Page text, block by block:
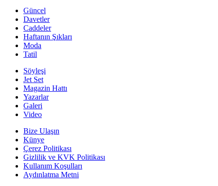
Güncel
Davetler
Caddeler
Haftanın Şıkları
Moda
Tatil
Söyleşi
Jet Set
Magazin Hattı
Yazarlar
Galeri
Video
Bize Ulaşın
Künye
Çerez Politikası
Gizlilik ve KVK Politikası
Kullanım Koşulları
Aydınlatma Metni